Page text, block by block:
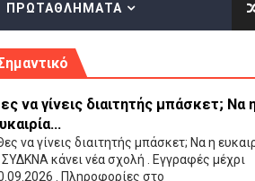
οδηγίες επί του ΚΑΝΟΝΙΣΜΟΥ
ΠΡΩΤΑΘΛΗΜΑΤΑ
να γίνεις διαιτητής μπάσκετ; Να
να γίνεις διαιτητής μπάσκετ; Να η
κάνει νέα σχολή . Εγγραφές μέχρι
. Πληροφορίες στο